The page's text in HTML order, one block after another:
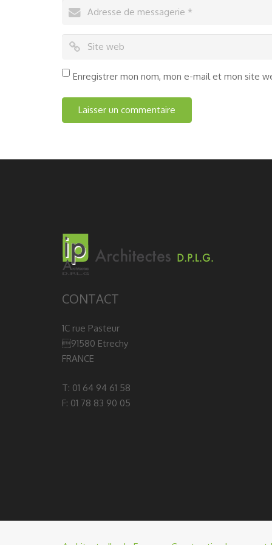
Enregistrer mon nom, mon e-mail et mon site
CONTACT
1C rue Pasteur
91580 Etrechy
FRANCE
T: 01 64 94 61 58
F: 01 78 83 90 05